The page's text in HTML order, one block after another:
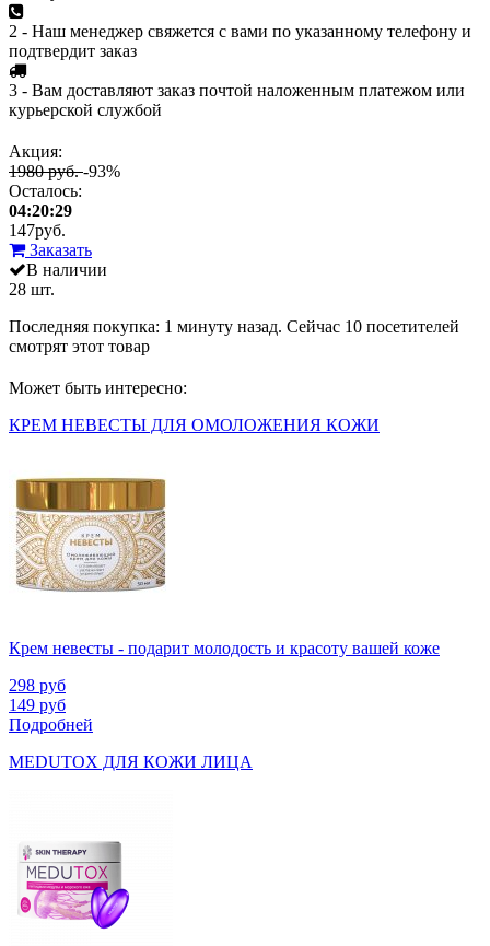
2 - Наш менеджер свяжется с вами по указанному телефону и
подтвердит заказ
3 - Вам доставляют заказ почтой наложенным платежом или
курьерской службой
Акция:
1980 руб.-93%
Осталось:
04:20:29
147руб.
Заказать
В наличии
28 шт.
Последняя покупка: 1 минуту назад. Сейчас 10 посетителей
смотрят этот товар
Может быть интересно:
КРЕМ НЕВЕСТЫ ДЛЯ ОМОЛОЖЕНИЯ КОЖИ
Крем невесты - подарит молодость и красоту вашей коже
298 руб
149 руб
Подробней
MEDUTOX ДЛЯ КОЖИ ЛИЦА